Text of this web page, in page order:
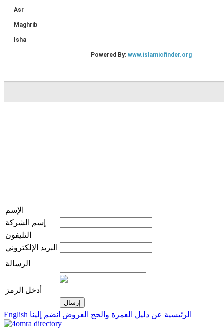
الإسم
إسم الشركة
التليفون
البريد الإلكتروني
الرسالة
أدخل الرمز
live
English الرئيسية عن دليل العمرة والحج العروض انضم إلينا